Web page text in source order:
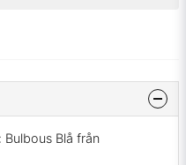
Blå från